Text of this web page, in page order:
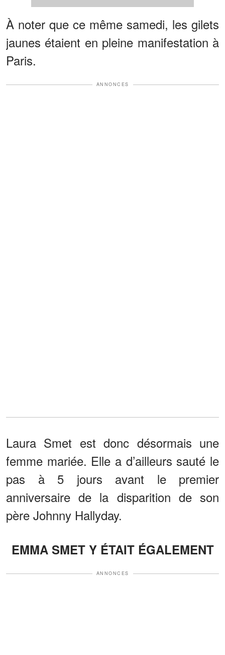
À noter que ce même samedi, les gilets
jaunes étaient en pleine manifestation à
Paris.
ANNONCES
Laura Smet est donc désormais une
femme mariée. Elle a d’ailleurs sauté le
pas à 5 jours avant le premier
anniversaire de la disparition de son
père Johnny Hallyday.
EMMA SMET Y ÉTAIT ÉGALEMENT
ANNONCES